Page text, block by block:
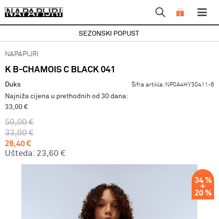
0
SEZONSKI POPUST
NAPAPIJRI
K B-CHAMOIS C BLACK 041
Duks Šifra artikla: NP0A4HY30411-6
Najniža cijena u prethodnih od 30 dana:
33,00 €
50,00 €
33,00 €
26,40€
Ušteda: 23,60 €
34 %
20 %